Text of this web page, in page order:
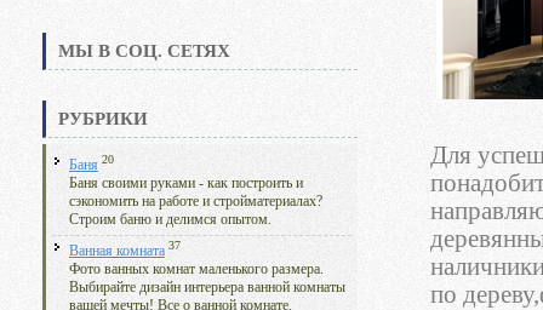
МЫ В СОЦ. СЕТЯХ
РУБРИКИ
Баня 20
Баня своими руками - как построить и
сэкономить на работе и стройматериалах?
Строим баню и делимся опытом.
Ванная комната 37
Фото ванных комнат маленького размера.
Выбирайте дизайн интерьера ванной комнаты
вашей мечты! Все о ванной комнате.
Для
по